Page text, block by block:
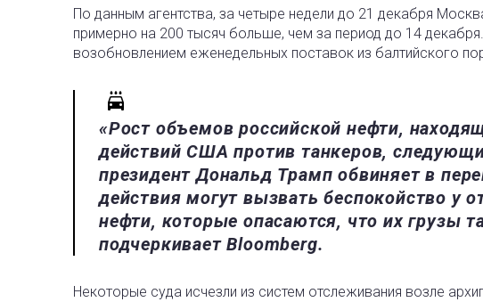
По данным агентства, за четыре недели до 21 декабря
примерно на 200 тысяч больше, чем за период до 14
возобновлением еженедельных поставок из балтийского
«Рост объемов российской нефти,
действий США против танкеров,
президент Дональд Трамп обвиняет в
действия могут вызвать беспокойство у
нефти, которые опасаются, что их грузы
подчеркивает Bloomberg.
Некоторые суда исчезли из систем отслеживания возле